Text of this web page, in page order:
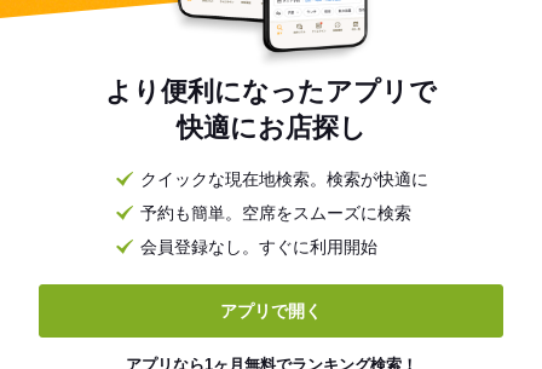
より便利になったアプリで
快適にお店探し
クイックな現在地検索。検索が快適に
予約も簡単。空席をスムーズに検索
会員登録なし。すぐに利用開始
アプリで開く
アプリなら1ヶ月無料でランキング検索！